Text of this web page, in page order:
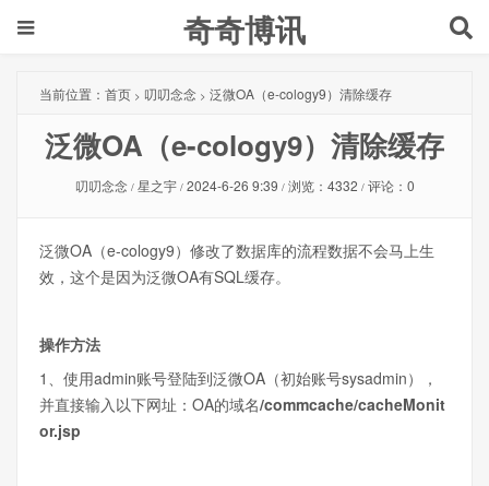
奇奇博讯
当前位置： 首页 > 叨叨念念 > 泛微OA（e-cology9）清除缓存
泛微OA（e-cology9）清除缓存
叨叨念念 / 星之宇 / 2024-6-26 9:39 / 浏览：4332 / 评论：0
泛微OA（e-cology9）修改了数据库的流程数据不会马上生
效，这个是因为泛微OA有SQL缓存。
操作方法
1、使用admin账号登陆到泛微OA（初始账号sysadmin），
并直接输入以下网址：OA的域名/commcache/cacheMonit
or.jsp